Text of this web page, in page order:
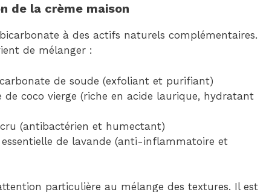
de la crème maison
à des actifs naturels complémentaires.
de mélanger :
de soude (exfoliant et purifiant)
de coco vierge (riche en acide laurique, hydratant
(antibactérien et humectant)
de lavande (anti-inflammatoire et
particulière au mélange des textures. Il est